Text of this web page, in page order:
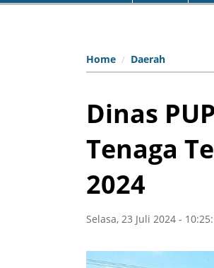
Home Daerah
Dinas
Tenaga
2024
Selasa, 23 Juli 2024 -